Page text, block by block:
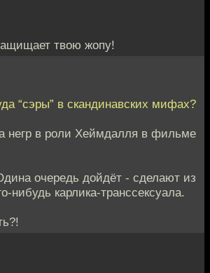
твою жопу!
“сэры” в скандинавских мифах?
негр в роли Хеймдалля в фильме
очередь дойдёт - сделают из
нибудь карлика-транссексуала.